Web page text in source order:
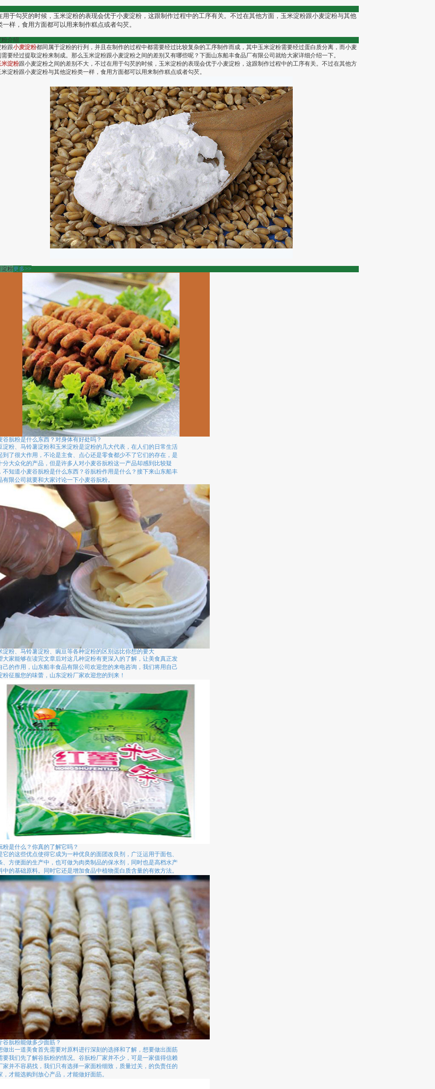
用于勾芡的时候，玉米淀粉的表现会优于小麦淀粉，这跟制作过程中的工序有关。不过在其他方面，玉米淀粉跟小麦淀粉与其他
一样，食用方面都可以用来制作糕点或者勾芡。
介绍
跟小麦淀粉都同属于淀粉的行列，并且在制作的过程中都需要经过比较复杂的工序制作而成，其中玉米淀粉需要经过蛋白质分离，而小麦
要经过提取淀粉来制成。那么玉米淀粉跟小麦淀粉之间的差别又有哪些呢？下面山东船丰食品厂有限公司就给大家详细介绍一下。
米淀粉跟小麦淀粉之间的差别不大，不过在用于勾芡的时候，玉米淀粉的表现会优于小麦淀粉，这跟制作过程中的工序有关。不过在其他方
淀粉跟小麦淀粉与其他淀粉类一样，食用方面都可以用来制作糕点或者勾芡。
淀粉更多>>
谷朊粉是什么东西？对身体有好处吗？
淀粉、马铃薯淀粉和玉米淀粉是淀粉的几大代表，在人们的日常生活
到了很大作用，不论是主食、点心还是零食都少不了它们的存在，是
分大众化的产品，但是许多人对小麦谷朊粉这一产品却感到比较疑
不知道小麦谷朊粉是什么东西？谷朊粉作用是什么？接下来山东船丰
有限公司就要和大家讨论一下小麦谷朊粉。
淀粉、马铃薯淀粉、豌豆等各种淀粉的区别远比你想的要大
大家能够在读完文章后对这几种淀粉有更深入的了解，让美食真正发
己的作用，山东船丰食品有限公司欢迎您的来电咨询，我们将用自己
粉征服您的味蕾，山东淀粉厂家欢迎您的到来！
粉是什么？你真的了解它吗？
它的这些优点使得它成为一种优良的面团改良剂，广泛运用于面包、
、方便面的生产中，也可做为肉类制品的保水剂，同时也是高档水产
中的基础原料。同时它还是增加食品中植物蛋白质含量的有效方法。
谷朊粉能做多少面筋？
做出一道美食首先需要对原料进行深刻的选择和了解，想要做出面筋
要我们先了解谷朊粉的情况。谷朊粉厂家并不少，可是一家值得信赖
家并不容易找，我们只有选择一家面粉细致，质量过关，的负责任的
，才能选购到放心产品，才能做好面筋。